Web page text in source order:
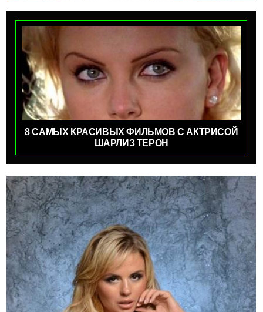
8 САМЫХ КРАСИВЫХ ФИЛЬМОВ С АКТРИСОЙ
ШАРЛИЗ ТЕРОН